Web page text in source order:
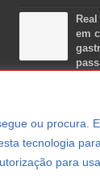
ou procura.
tecnologia
para
em